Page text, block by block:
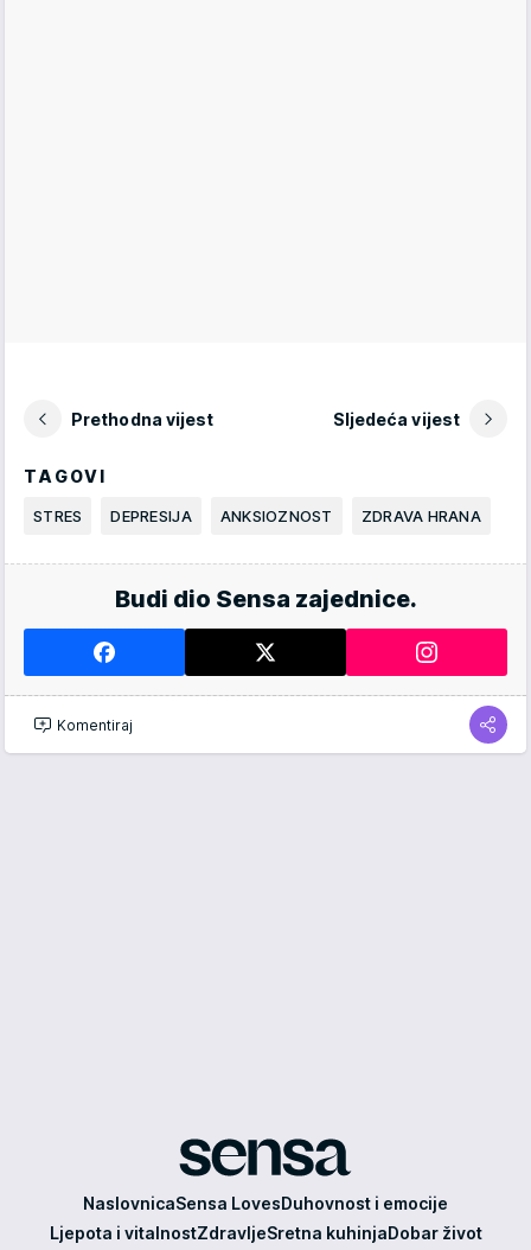
Prethodna vijest Sljedeća vijest
TAGOVI
STRES DEPRESIJA ANKSIOZNOST ZDRAVA HRANA
Budi dio Sensa zajednice.
Komentiraj
NaslovnicaSensa LovesDuhovnost i emocije
Ljepota i vitalnostZdravljeSretna kuhinjaDobar život